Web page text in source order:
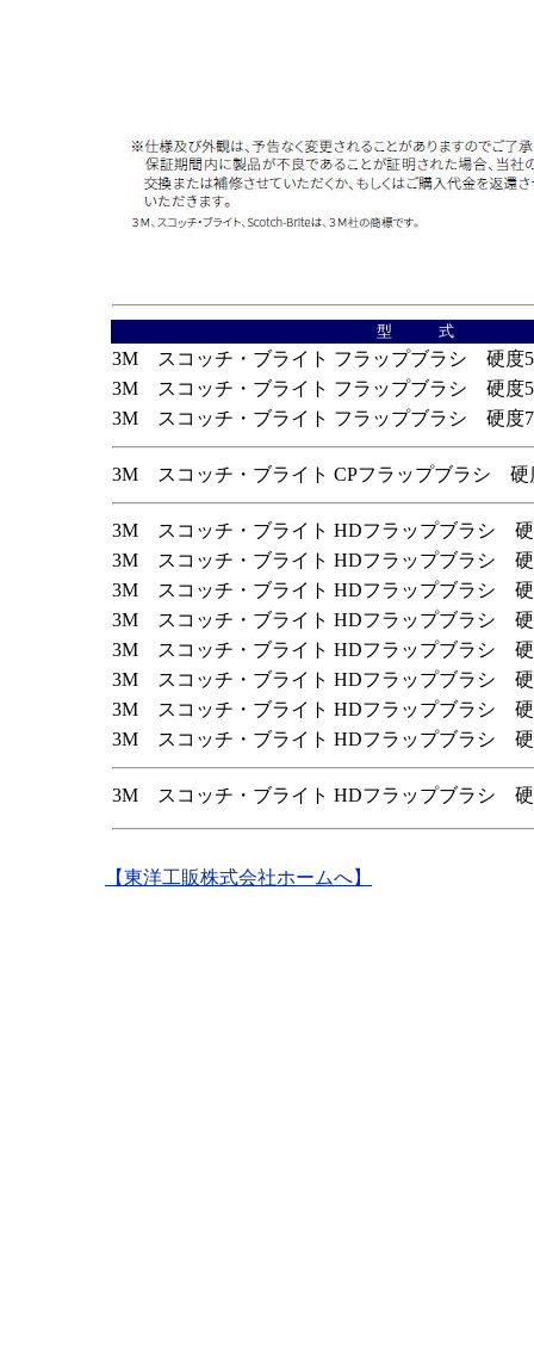
型 式
3M スコッチ・ブライト フラップブラシ 硬
3M スコッチ・ブライト フラップブラシ 硬
3M スコッチ・ブライト フラップブラシ 硬
3M スコッチ・ブライト CPフラップブラシ
3M スコッチ・ブライト HDフラップブラシ
3M スコッチ・ブライト HDフラップブラシ
3M スコッチ・ブライト HDフラップブラシ
3M スコッチ・ブライト HDフラップブラシ
3M スコッチ・ブライト HDフラップブラシ
3M スコッチ・ブライト HDフラップブラシ
3M スコッチ・ブライト HDフラップブラシ
3M スコッチ・ブライト HDフラップブラシ
3M スコッチ・ブライト HDフラップブラシ
【東洋工販株式会社ホームへ】